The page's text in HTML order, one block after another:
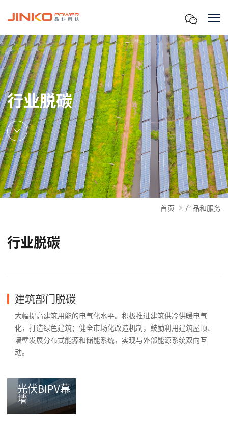
行业脱碳
首页 产品和服务
行业脱碳
建筑部门脱碳
大幅提高建筑用能的电气化水平。积极推进建筑供冷供暖电气
化，打造绿色建筑；健全市场化改造机制，鼓励利用建筑屋顶、
墙壁发展分布式能源和储能系统，实现与外部能源系统双向互
动。
光伏BIPV幕
墙